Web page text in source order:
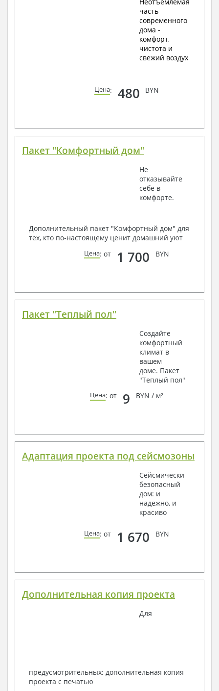
Неотъемлемая
часть
современного
дома -
комфорт,
чистота и
свежий воздух
Цена: 480 BYN
Пакет "Комфортный дом"
Не
отказывайте
себе в
комфорте.
Дополнительный пакет "Комфортный дом" для
тех, кто по-настоящему ценит домашний уют
Цена: от 1 700 BYN
Пакет "Теплый пол"
Создайте
комфортный
климат в
вашем
доме. Пакет
"Теплый пол"
Цена: от 9 BYN / м²
Адаптация проекта под сейсмозоны
Сейсмически
безопасный
дом: и
надежно, и
красиво
Цена: от 1 670 BYN
Дополнительная копия проекта
Для
предусмотрительных: дополнительная копия
проекта с печатью